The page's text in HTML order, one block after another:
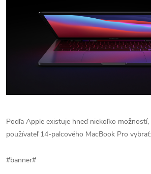
Podľa Apple existuje hneď niekoľko
používateľ 14-palcového MacBook Pro vybrať:
#banner#